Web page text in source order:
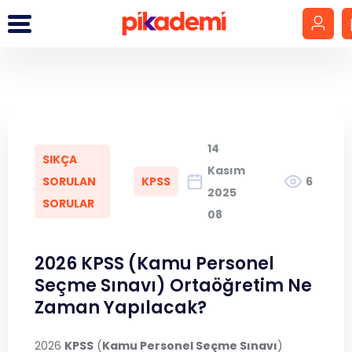
LGS
YKS
KPSS
SIKÇA
SORULAN
SORULAR
KPSS
14
Kasım
2025
08
6
2026 KPSS (Kamu Personel
Seçme Sınavı) Ortaöğretim Ne
Zaman Yapılacak?
2026 KPSS (Kamu Personel Seçme Sınavı)